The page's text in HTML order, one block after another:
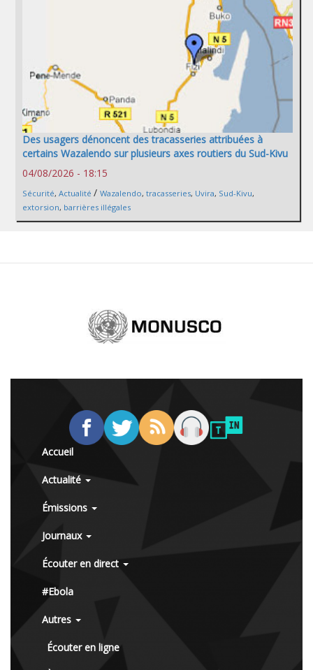
Des usagers dénoncent des tracasseries attribuées à
certains Wazalendo sur plusieurs axes routiers du Sud-Kivu
04/08/2026 - 18:15
Sécurité, Actualité / Wazalendo, tracasseries, Uvira, Sud-Kivu,
extorsion, barrières illégales
Accueil
Actualité
Émissions
Journaux
Écouter en direct
#Ebola
Autres
Écouter en ligne